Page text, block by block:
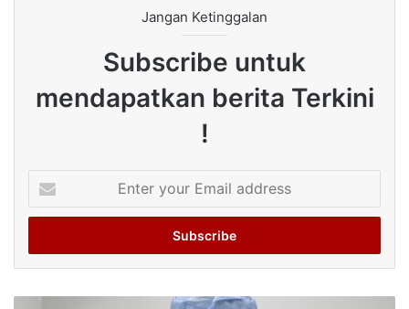
Jangan Ketinggalan
Subscribe untuk
mendapatkan berita Terkini
!
your
Email